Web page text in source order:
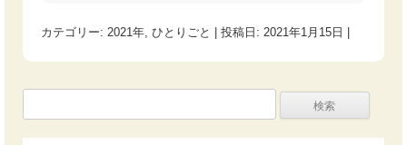
カテゴリー: 2021年 ひとりごと | 投稿日: 2021年1月15日
索: